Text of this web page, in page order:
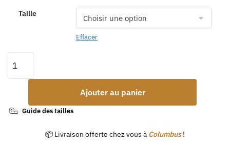
Taille
Effacer
Ajouter au panier
Guide des tailles
📦 Livraison offerte chez vous à Columbus!